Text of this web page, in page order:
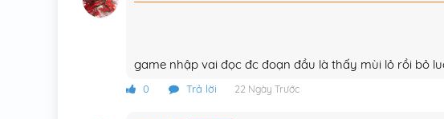
game nhập vai đọc đc đoạn đầu là thấy mùi lỏ rồi bỏ
0 Trả lời 22 Ngày Trước